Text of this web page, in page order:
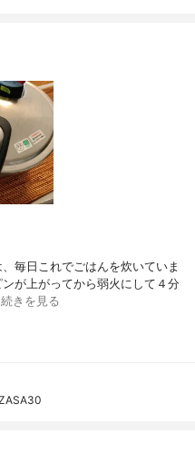
毎日これでごはんを炊いていま
が上がってから弱火にして４分
続きを見る